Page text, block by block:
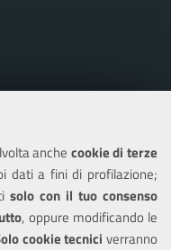
anche cookie di terze
dati a fini di profilazione;
solo con il tuo consenso
, oppure modificando le
cookie tecnici verranno